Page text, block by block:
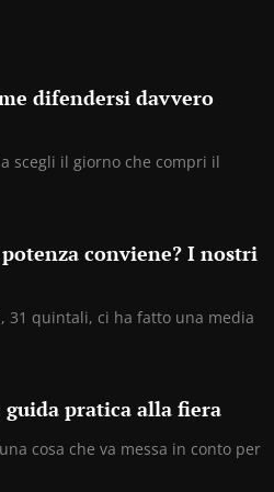
difendersi davvero
scegli il giorno che compri il
conviene? I nostri
31 quintali, ci ha fatto una media
guida pratica alla fiera
cosa che va messa in conto per